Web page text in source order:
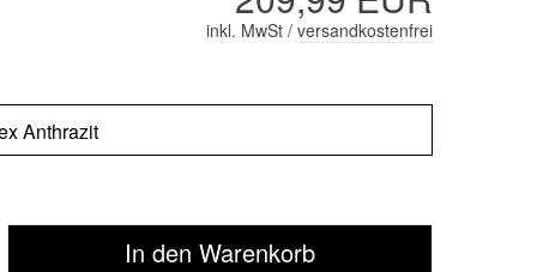
inkl. MwSt / versandkostenfrei